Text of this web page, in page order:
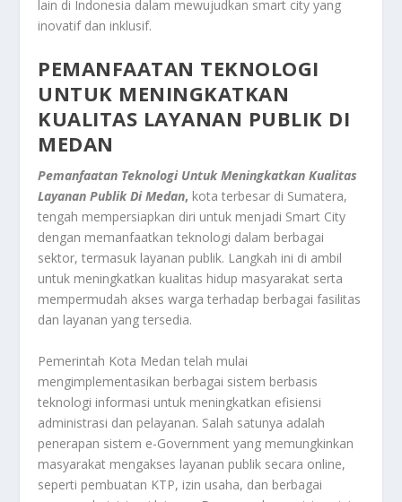
lain di Indonesia dalam mewujudkan smart city yang
inovatif dan inklusif.
PEMANFAATAN TEKNOLOGI
UNTUK MENINGKATKAN
KUALITAS LAYANAN PUBLIK DI
MEDAN
Pemanfaatan Teknologi Untuk Meningkatkan Kualitas
Layanan Publik Di Medan, kota terbesar di Sumatera,
tengah mempersiapkan diri untuk menjadi Smart City
dengan memanfaatkan teknologi dalam berbagai
sektor, termasuk layanan publik. Langkah ini di ambil
untuk meningkatkan kualitas hidup masyarakat serta
mempermudah akses warga terhadap berbagai fasilitas
dan layanan yang tersedia.
Pemerintah Kota Medan telah mulai
mengimplementasikan berbagai sistem berbasis
teknologi informasi untuk meningkatkan efisiensi
administrasi dan pelayanan. Salah satunya adalah
penerapan sistem e-Government yang memungkinkan
masyarakat mengakses layanan publik secara online,
seperti pembuatan KTP, izin usaha, dan berbagai